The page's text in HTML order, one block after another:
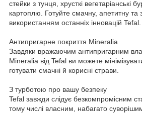
стейки з тунця, хрусткі вегетаріанські
картоплю. Готуйте смачну, апетитну та
використанням останніх інновацій Tefal.
Антипригарне покриття Mineralia
Завдяки вражаючим антипригарним
Mineralia від Tefal ви можете
готувати смачні й корисні страви.
З турботою про вашу безпеку
Tefal завжди слідує безкомпромісним
тому числі власним, набагато